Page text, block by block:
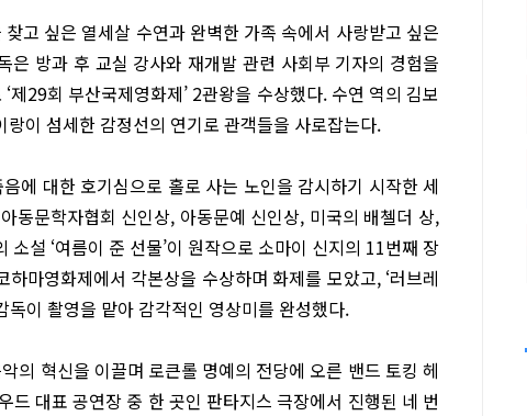
고 싶은 열세살 수연과 완벽한 가족 속에서 사랑받고 싶은
은 방과 후 교실 강사와 재개발 관련 사회부 기자의 경험을
제29회 부산국제영화제’ 2관왕을 수상했다. 수연 역의 김보
이 섬세한 감정선의 연기로 관객들을 사로잡는다.
에 대한 호기심으로 홀로 사는 노인을 감시하기 시작한 세
동문학자협회 신인상, 아동문예 신인상, 미국의 배첼더 상,
설 ‘여름이 준 선물’이 원작으로 소마이 신지의 11번째 장
마영화제에서 각본상을 수상하며 화제를 모았고, ‘러브레
독이 촬영을 맡아 감각적인 영상미를 완성했다.
의 혁신을 이끌며 로큰롤 명예의 전당에 오른 밴드 토킹 헤
대표 공연장 중 한 곳인 판타지스 극장에서 진행된 네 번